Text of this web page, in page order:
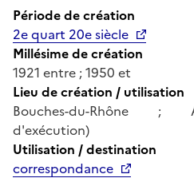
Période de création
2e quart 20e siècle
Millésime de création
1921 entre ; 1950 et
Lieu de création / utilisation
Bouches-du-Rhône ;
d'exécution)
Utilisation / destination
correspondance